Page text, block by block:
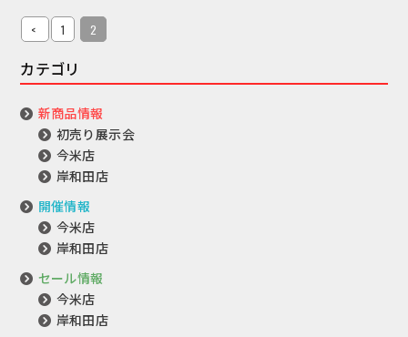
< 1 2
カテゴリ
新商品情報
初売り展示会
今米店
岸和田店
開催情報
今米店
岸和田店
セール情報
今米店
岸和田店